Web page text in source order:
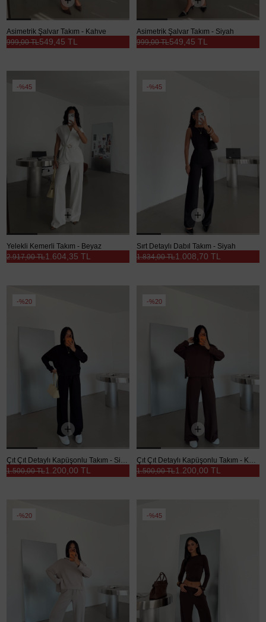
Asimetrik Şalvar Takım - Kahve
549,45 TL
999,00 TL
Asimetrik Şalvar Takım - Siyah
549,45 TL
999,00 TL
%45
Yelekli Kemerli Takım - Beyaz
1.604,35 TL
2.917,00 TL
%45
Sırt Detaylı Dabıl Takım - Siyah
1.008,70 TL
1.834,00 TL
%20
Çıt Çıt Detaylı Kapüşonlu Takım - Siyah
1.200,00 TL
1.500,00 TL
%20
Çıt Çıt Detaylı Kapüşonlu Takım - Kahve
1.200,00 TL
1.500,00 TL
%20 %45